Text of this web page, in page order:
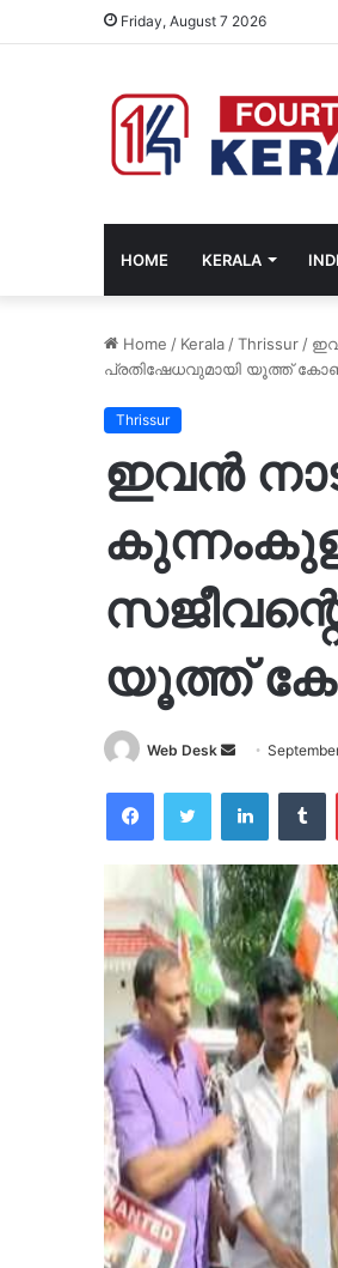
Friday, August 7 2026
HOME KERALA
Home / Kerala /Thrissur /
പ്രതിഷേധവുമായി യൂത്ത്
Thrissur
ഇവൻ
യൂത്ത്
Web Desk
Send
email
FacebookTwitter LinkedIn